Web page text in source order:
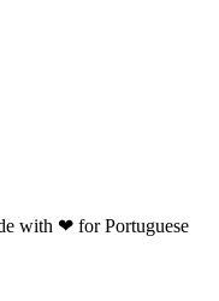
with ❤ for Portuguese